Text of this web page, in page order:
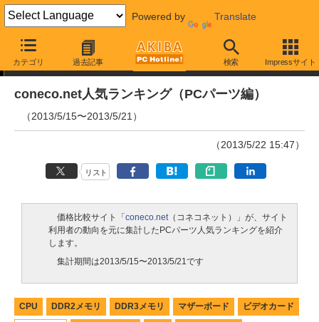
Powered by Translate
カテゴリ 過去記事 検索 Impressサイト
ランキング
coneco.net人気ランキング（PCパーツ編）
（2013/5/15〜2013/5/21）
（2013/5/22 15:47）
リスト
価格比較サイト「 coneco.net（コネコネット）」が、サイト
利用者の動向を元に集計したPCパーツ人気ランキングを紹介
します。
集計期間は2013/5/15〜2013/5/21です
CPU DDR2メモリ DDR3メモリ マザーボード ビデオカード